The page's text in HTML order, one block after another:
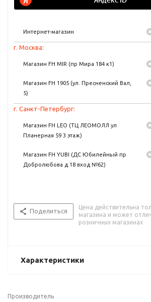
Интернет-магазин
г. Москва:
Магазин FH MIR (пр Мира 184 к1)
Магазин FH 1905 (ул. Пресненский Вал,
5)
г. Санкт-Петербург:
Магазин FH LEO (ТЦ ЛЕОМОЛЛ ул
Планерная 59 3 этаж)
Магазин FH YUBI (ДС Юбилейный пр
Добролюбова д.18 вход №62)
Поделиться
Цена действительна
магазина и может
розничных магазинах
Характеристики
Производитель